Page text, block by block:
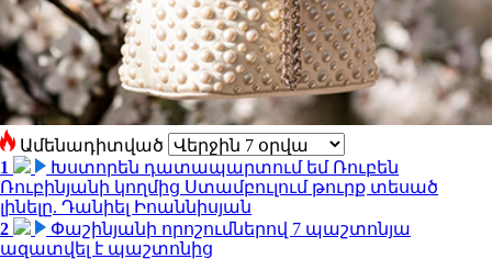
Ամենադիտված
1
Խստորեն դատապարտում եմ Ռուբեն
Ռուբինյանի կողմից Ստամբուլում թուրք տեսած
լինելը. Դանիել Իոաննիսյան
2
Փաշինյանի որոշումներով 7 պաշտոնյա
ազատվել է պաշտոնից